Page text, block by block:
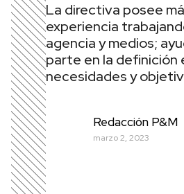
La directiva posee
experiencia
agencia y medios;
parte en la
necesidades y
Redacción P&M
marzo 2, 2023